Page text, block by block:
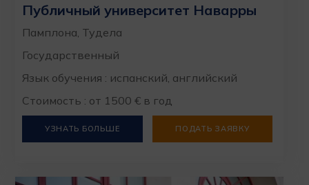
Публичный университет Наварры
Памплона, Тудела
Государственный
Язык обучения : испанский, английский
Стоимость : от 1500 € в год
УЗНАТЬ БОЛЬШЕ ПОДАТЬ ЗАЯВКУ